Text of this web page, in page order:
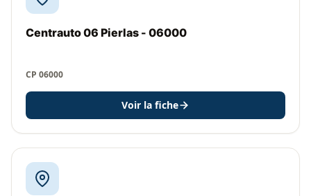
Centrauto 06 Pierlas - 06000
CP 06000
Voir la fiche